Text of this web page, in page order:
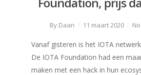
By Daan 11 maart 2020
Vanaf gisteren is het IOTA
De IOTA Foundation had een
maken met een hack in hun